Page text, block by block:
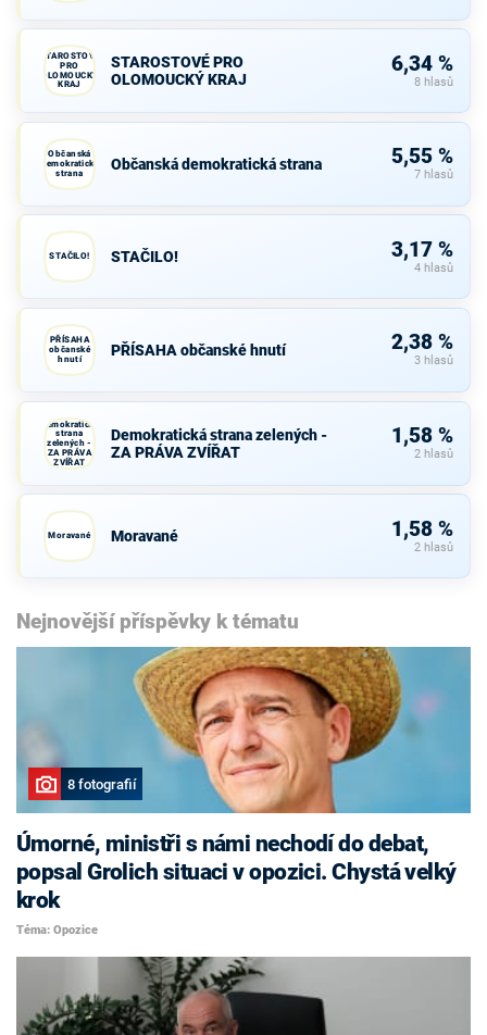
STAROSTOVÉ
PRO
OLOMOUCKÝ
KRAJ
STAROSTOVÉ PRO
OLOMOUCKÝ KRAJ
6,34 %
8 hlasů
Občanská
demokratická
strana
Občanská demokratická strana 5,55 %
7 hlasů
STAČILO! STAČILO! 3,17 %
4 hlasů
PŘÍSAHA
občanské
hnutí
PŘÍSAHA občanské hnutí 2,38 %
3 hlasů
Demokratická
strana
zelených -
ZA PRÁVA
ZVÍŘAT
Demokratická strana zelených -
ZA PRÁVA ZVÍŘAT
1,58 %
2 hlasů
Moravané Moravané 1,58 %
2 hlasů
Nejnovější příspěvky k tématu
8 fotografií
Úmorné, ministři s námi nechodí do debat,
popsal Grolich situaci v opozici. Chystá velký
krok
Téma: Opozice